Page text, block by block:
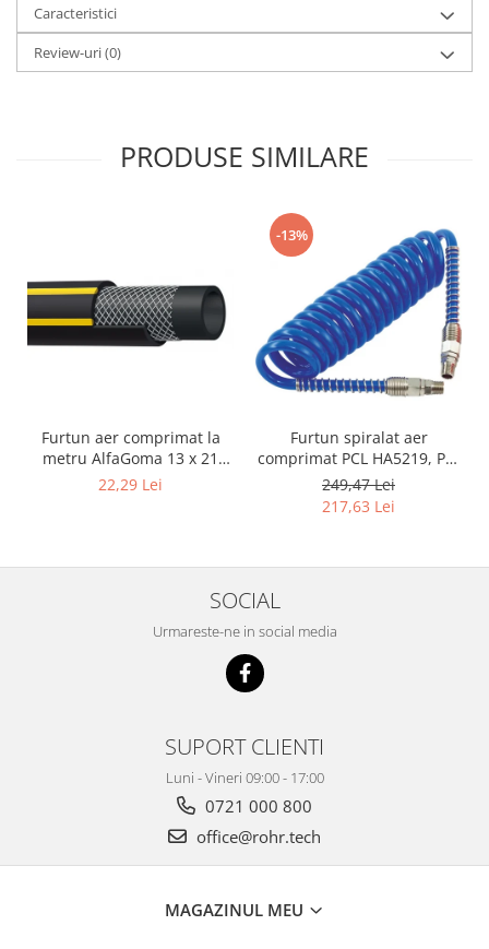
Caracteristici
Review-uri(0)
PRODUSE SIMILARE
Furtun aer comprimat la
metru AlfaGoma 13 x 21
mm, 20 bar, rezistent la
22,29 Lei
-13%
Furtun spiralat aer
comprimat PCL HA5219, PU,
8 x 12 mm, 10 m, filet 1/4"
BSP
249,47 Lei
217,63 Lei
SOCIAL
Urmareste-ne in social media
SUPORT CLIENTI
Luni - Vineri 09:00 - 17:00
0721 000 800
office@rohr.tech
MAGAZINUL MEU